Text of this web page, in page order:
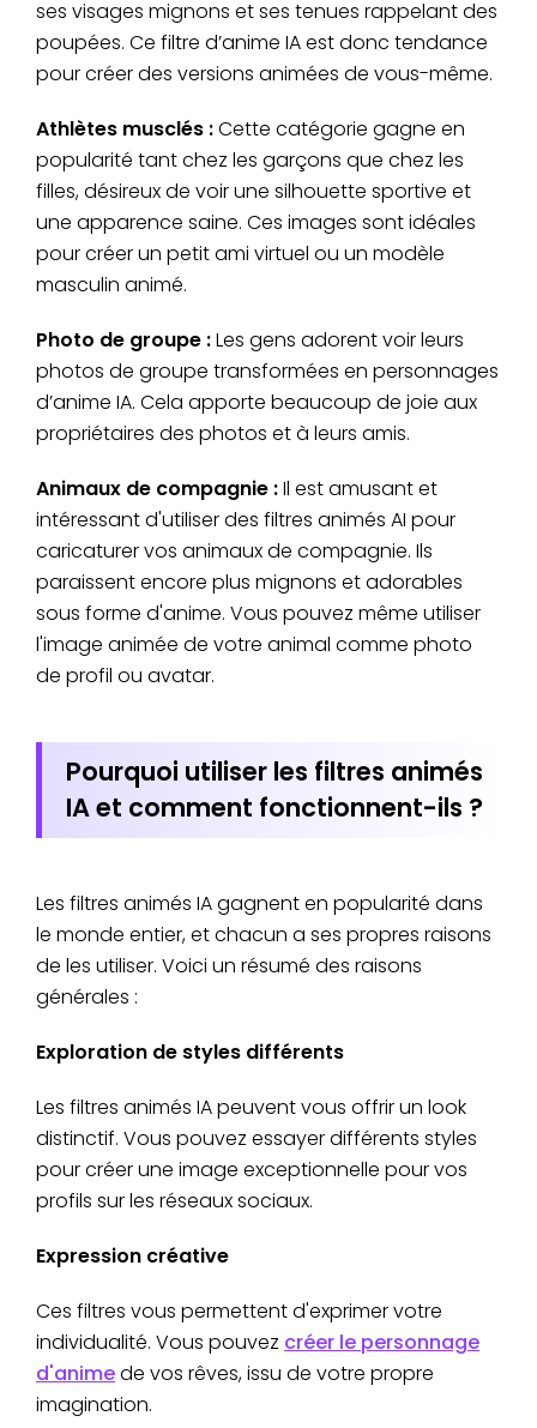
ses visages mignons et ses tenues rappelant des
poupées. Ce filtre d’anime IA est donc tendance
pour créer des versions animées de vous-même.
Athlètes musclés :Cette catégorie gagne en
popularité tant chez les garçons que chez les
filles, désireux de voir une silhouette sportive et
une apparence saine. Ces images sont idéales
pour créer un petit ami virtuel ou un modèle
masculin animé.
Photo de groupe :Les gens adorent voir leurs
photos de groupe transformées en personnages
d’anime IA. Cela apporte beaucoup de joie aux
propriétaires des photos et à leurs amis.
Animaux de compagnie :Il est amusant et
intéressant d'utiliser des filtres animés AI pour
caricaturer vos animaux de compagnie. Ils
paraissent encore plus mignons et adorables
sous forme d'anime. Vous pouvez même utiliser
l'image animée de votre animal comme photo
de profil ou avatar.
Pourquoi utiliser les filtres animés
IA et comment fonctionnent-ils ?
Les filtres animés IA gagnent en popularité dans
le monde entier, et chacun a ses propres raisons
de les utiliser. Voici un résumé des raisons
générales :
Exploration de styles différents
Les filtres animés IA peuvent vous offrir un look
distinctif. Vous pouvez essayer différents styles
pour créer une image exceptionnelle pour vos
profils sur les réseaux sociaux.
Expression créative
Ces filtres vous permettent d'exprimer votre
individualité. Vous pouvez créer le personnage
d'animede vos rêves, issu de votre propre
imagination.